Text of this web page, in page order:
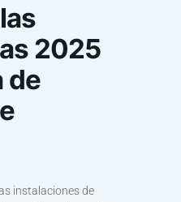
2025
de
instalaciones de